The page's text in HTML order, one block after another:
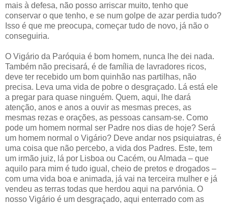
mais à defesa, não posso arriscar muito, tenho que
conservar o que tenho, e se num golpe de azar perdia tudo?
Isso é que me preocupa, começar tudo de novo, já não o
conseguiria.
O Vigário da Paróquia é bom homem, nunca lhe dei nada.
Também não precisará, é de família de lavradores ricos,
deve ter recebido um bom quinhão nas partilhas, não
precisa. Leva uma vida de pobre o desgraçado. Lá está ele
a pregar para quase ninguém. Quem, aqui, lhe dará
atenção, anos e anos a ouvir as mesmas preces, as
mesmas rezas e orações, as pessoas cansam-se. Como
pode um homem normal ser Padre nos dias de hoje? Será
um homem normal o Vigário? Deve andar nos psiquiatras, é
uma coisa que não percebo, a vida dos Padres. Este, tem
um irmão juiz, lá por Lisboa ou Cacém, ou Almada – que
aquilo para mim é tudo igual, cheio de pretos e drogados –
com uma vida boa e animada, já vai na terceira mulher e já
vendeu as terras todas que herdou aqui na parvónia. O
nosso Vigário é um desgraçado, aqui enterrado com as